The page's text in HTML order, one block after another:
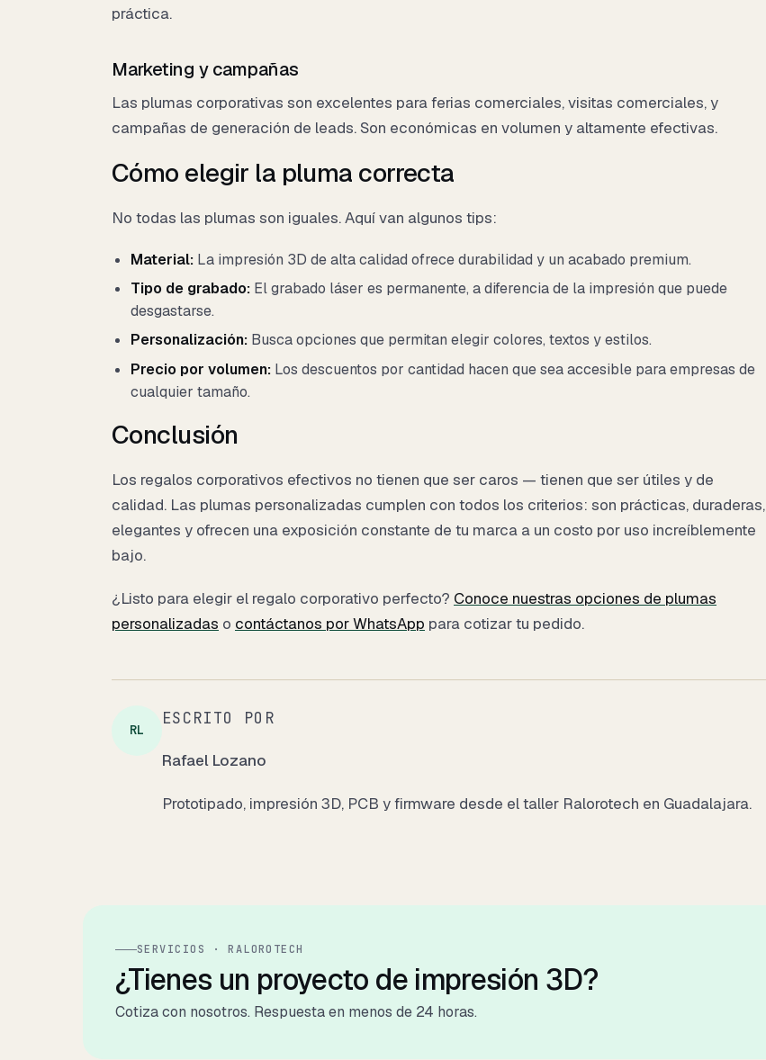
práctica.
Marketing y campañas
Las plumas corporativas son excelentes para ferias comerciales, visitas comerciales, y
campañas de generación de leads. Son económicas en volumen y altamente efectivas.
Cómo elegir la pluma correcta
No todas las plumas son iguales. Aquí van algunos tips:
Material:La impresión 3D de alta calidad ofrece durabilidad y un acabado premium.
Tipo de grabado:El grabado láser es permanente, a diferencia de la impresión que puede
desgastarse.
Personalización:Busca opciones que permitan elegir colores, textos y estilos.
Precio por volumen:Los descuentos por cantidad hacen que sea accesible para empresas de
cualquier tamaño.
Conclusión
Los regalos corporativos efectivos no tienen que ser caros — tienen que ser útiles y de
calidad. Las plumas personalizadas cumplen con todos los criterios: son prácticas, duraderas,
elegantes y ofrecen una exposición constante de tu marca a un costo por uso increíblemente
bajo.
¿Listo para elegir el regalo corporativo perfecto? Conoce nuestras opciones de plumas
personalizadas o contáctanos por WhatsApp para cotizar tu pedido.
RL
ESCRITO POR
Rafael Lozano
Prototipado, impresión 3D, PCB y firmware desde el taller Ralorotech en Guadalajara.
SERVICIOS · RALOROTECH
¿Tienes un proyecto de impresión 3D?
Cotiza con nosotros. Respuesta en menos de 24 horas.